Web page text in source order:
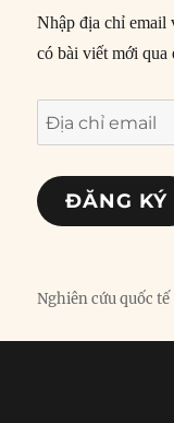
Nhập địa chỉ email
có bài viết mới qua
Địa
chỉ
email
ĐĂNG KÝ
Nghiên cứu quốc tế